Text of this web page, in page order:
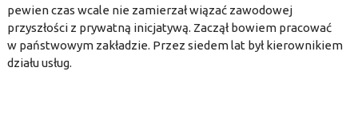
pewien czas wcale nie zamierzał wiązać zawodowej
przyszłości z prywatną inicjatywą. Zaczął bowiem pracować
w państwowym zakładzie. Przez siedem lat był kierownikiem
działu usług.